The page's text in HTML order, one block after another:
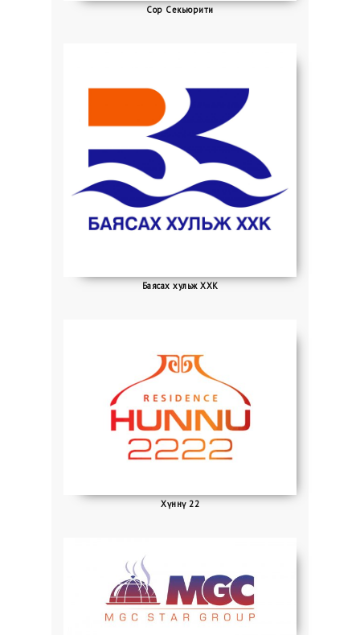
Сор Секьюрити
Баясах хульж ХХК
Хүннү 22